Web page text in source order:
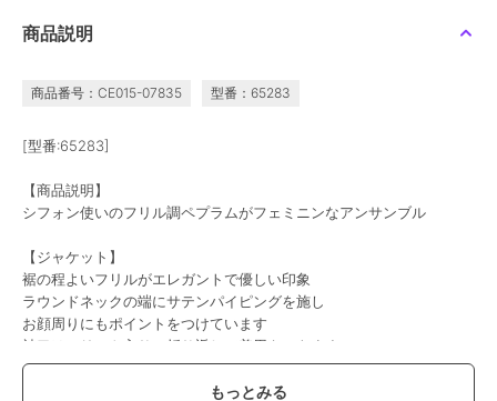
商品説明
商品番号：CE015-07835 型番：65283
[型番:65283]
【商品説明】
シフォン使いのフリル調ペプラムがフェミニンなアンサンブル
【ジャケット】
裾の程よいフリルがエレガントで優しい印象
ラウンドネックの端にサテンパイピングを施し
お顔周りにもポイントをつけています
袖口はスリット入りで折り返して着用もできます
（折り返しても裏地が出てこない安心仕様）